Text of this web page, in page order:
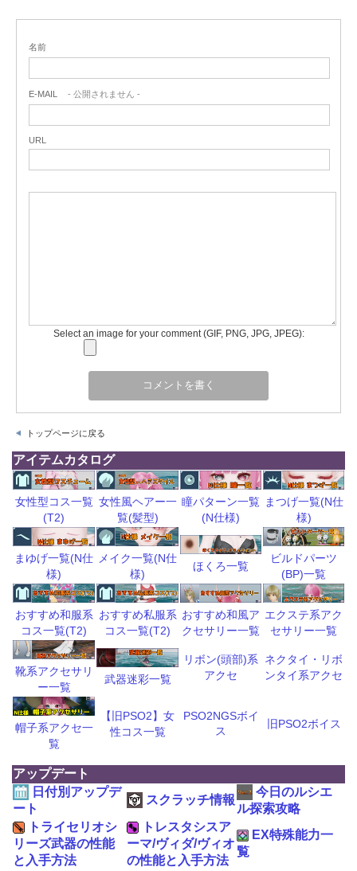
名前
E-MAIL - 公開されません -
URL
Select an image for your comment (GIF, PNG, JPG, JPEG):
トップページに戻る
アイテムカタログ
女性型コス一覧
(T2)
女性風ヘアー一
覧(髪型)
瞳パターン一覧
(N仕様)
まつげ一覧(N仕
様)
まゆげ一覧(N仕
様)
メイク一覧(N仕
様)
ほくろ一覧
ビルドパーツ
(BP)一覧
おすすめ和服系
コス一覧(T2)
おすすめ私服系
コス一覧(T2)
おすすめ和風ア
クセサリー一覧
エクステ系アク
セサリー一覧
靴系アクセサリ
ー一覧
武器迷彩一覧
リボン(頭部)系
アクセ
ネクタイ・リボ
ンタイ系アクセ
帽子系アクセ一
覧
【旧PSO2】女
性コス一覧
PSO2NGSボイ
ス
旧PSO2ボイス
アップデート
日付別アップデ
ート
スクラッチ情報
今日のルシエ
ル探索攻略
トライセリオシ
リーズ武器の性能
と入手方法
トレスタシスア
ーマ/ヴィダ/ヴィオ
の性能と入手方法
EX特殊能力一
覧